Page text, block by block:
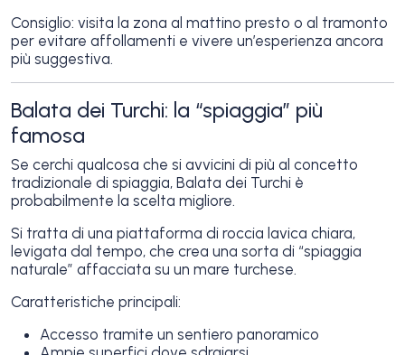
Consiglio: visita la zona al mattino presto o al tramonto
per evitare affollamenti e vivere un’esperienza ancora
più suggestiva.
Balata dei Turchi: la “spiaggia” più
famosa
Se cerchi qualcosa che si avvicini di più al concetto
tradizionale di spiaggia, Balata dei Turchi è
probabilmente la scelta migliore.
Si tratta di una piattaforma di roccia lavica chiara,
levigata dal tempo, che crea una sorta di “spiaggia
naturale” affacciata su un mare turchese.
Caratteristiche principali:
Accesso tramite un sentiero panoramico